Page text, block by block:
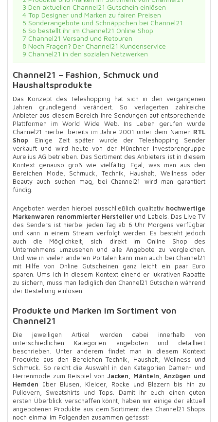
3 Den aktuellen Channel21 Gutschein einlösen
4 Top Designer und Marken zu fairen Preisen
5 Sonderangebote und Schnäppchen bei Channel21
6 So bestellt ihr im Channel21 Online Shop
7 Channel21 Versand und Retouren
8 Noch Fragen? Der Channel21 Kundenservice
9 Channel21 in den sozialen Netzwerken
Channel21 – Fashion, Schmuck und
Haushaltsprodukte
Das Konzept des Teleshopping hat sich in den vergangenen
Jahren grundlegend verändert. So verlagerten zahlreiche
Anbieter aus diesem Bereich ihre Sendungen auf entsprechende
Plattformen im World Wide Web. Ins Leben gerufen wurde
Channel21 hierbei bereits im Jahre 2001 unter dem Namen RTL
Shop . Einige Zeit später wurde der Teleshopping Sender
verkauft und wird heute von der Münchner Investorengruppe
Aurelius AG betrieben. Das Sortiment des Anbieters ist in diesem
Kontext genauso groß wie vielfältig. Egal, was man aus den
Bereichen Mode, Schmuck, Technik, Haushalt, Wellness oder
Beauty auch suchen mag, bei Channel21 wird man garantiert
fündig.
Angeboten werden hierbei ausschließlich qualitativ hochwertige
Markenwaren renommierter Hersteller und Labels. Das Live TV
des Senders ist hierbei jeden Tag ab 6 Uhr Morgens verfügbar
und kann in einem Stream verfolgt werden. Es besteht jedoch
auch die Möglichkeit, sich direkt im Online Shop des
Unternehmens umzusehen und alle Angebote zu vergleichen.
Und wie in vielen anderen Portalen kann man auch bei Channel21
mit Hilfe von Online Gutscheinen ganz leicht ein paar Euro
sparen. Ums ich in diesem Kontext einend er lukrativen Rabatte
zu sichern, muss man lediglich den Channel21 Gutschein während
der Bestellung einlösen.
Produkte und Marken im Sortiment von
Channel21
Die jeweiligen Artikel werden dabei innerhalb von
unterschiedlichen Kategorien angeboten und detailliert
beschrieben. Unter anderem findet man in diesem Kontext
Produkte aus den Bereichen Technik, Haushalt, Wellness und
Schmuck. So reicht die Auswahl in den Kategorien Damen- und
Herrenmode zum Beispiel von Jacken, Mänteln, Anzügen und
Hemden über Blusen, Kleider, Röcke und Blazern bis hin zu
Pullovern, Sweatshirts und Tops. Damit ihr euch einen guten
ersten Überblick verschaffen könnt, haben wir einige der aktuell
angebotenen Produkte aus dem Sortiment des Channel21 Shops
noch einmal im Folgenden zusammen gefasst: